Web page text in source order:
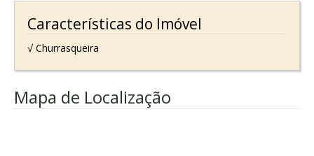
Características do Imóvel
√ Churrasqueira
Mapa de Localização